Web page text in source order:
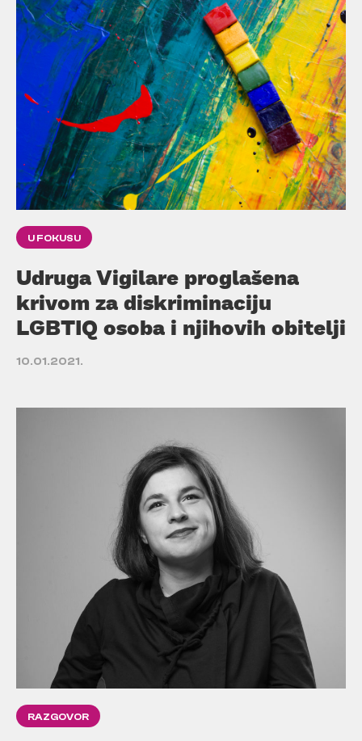
U FOKUSU
Udruga Vigilare proglašena
krivom za diskriminaciju
LGBTIQ osoba i njihovih obitelji
10.01.2021.
RAZGOVOR